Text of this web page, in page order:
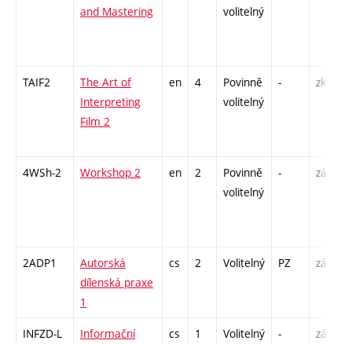
and Mastering
volitelný
TAIF2
The Art of
Interpreting
Film 2
en 4
Povinně
volitelný
- zk
4WSh-2 Workshop 2 en 2
Povinně
volitelný
- zá
2ADP1
Autorská
dílenská praxe
1
cs 2 Volitelný PZ zá
INFZD-L
Informační
cs 1 Volitelný - zá